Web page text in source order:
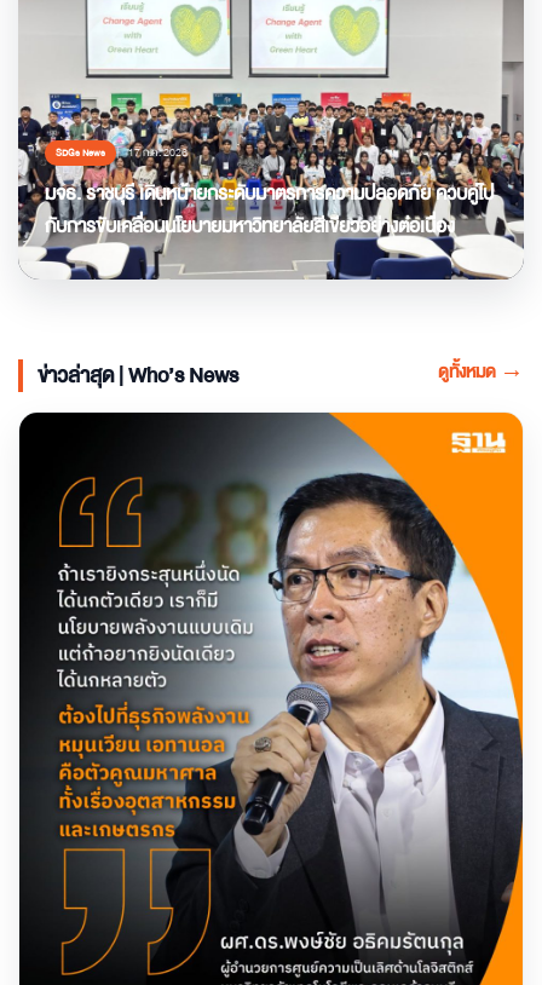
SDGs News 17 ก.ค. 2026
มจธ. ราชบุรี เดินหน้ายกระดับมาตรการความปลอดภัย ควบคู่ไป
กับการขับเคลื่อนนโยบายมหาวิทยาลัยสีเขียวอย่างต่อเนื่อง
ข่าวล่าสุด | Who’s News ดูทั้งหมด →